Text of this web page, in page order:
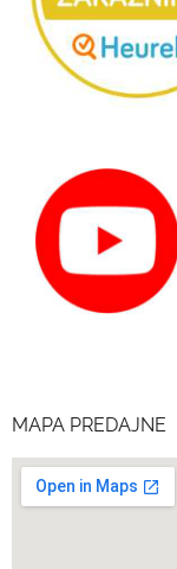
MAPA PREDAJNE